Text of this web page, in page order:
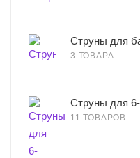
Струны для
3 ТОВАРА
Струны для 6-
11 ТОВАРОВ